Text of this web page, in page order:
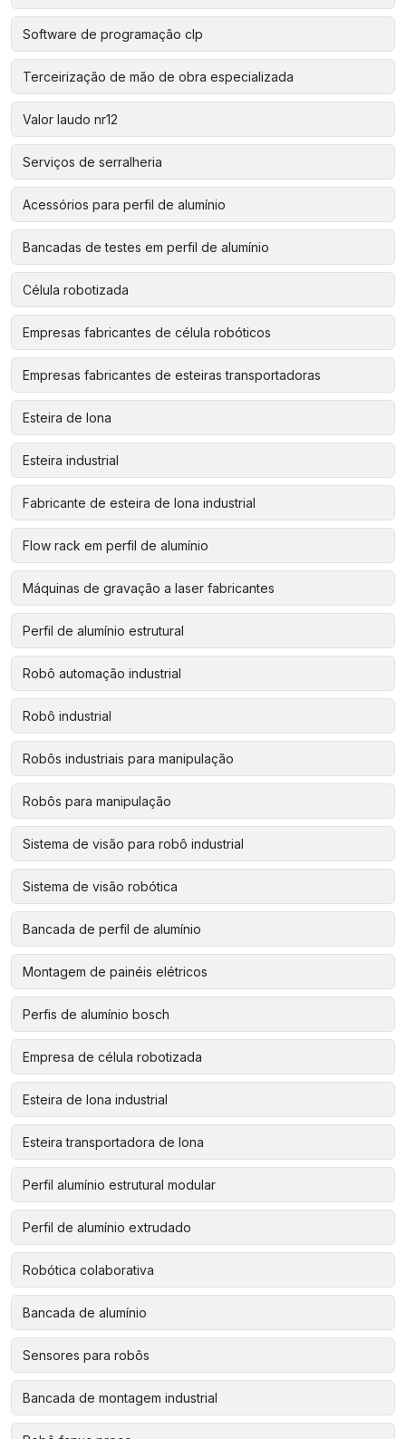
Software de programação clp
Terceirização de mão de obra especializada
Valor laudo nr12
Serviços de serralheria
Acessórios para perfil de alumínio
Bancadas de testes em perfil de alumínio
Célula robotizada
Empresas fabricantes de célula robóticos
Empresas fabricantes de esteiras transportadoras
Esteira de lona
Esteira industrial
Fabricante de esteira de lona industrial
Flow rack em perfil de alumínio
Máquinas de gravação a laser fabricantes
Perfil de alumínio estrutural
Robô automação industrial
Robô industrial
Robôs industriais para manipulação
Robôs para manipulação
Sistema de visão para robô industrial
Sistema de visão robótica
Bancada de perfil de alumínio
Montagem de painéis elétricos
Perfis de alumínio bosch
Empresa de célula robotizada
Esteira de lona industrial
Esteira transportadora de lona
Perfil alumínio estrutural modular
Perfil de alumínio extrudado
Robótica colaborativa
Bancada de alumínio
Sensores para robôs
Bancada de montagem industrial